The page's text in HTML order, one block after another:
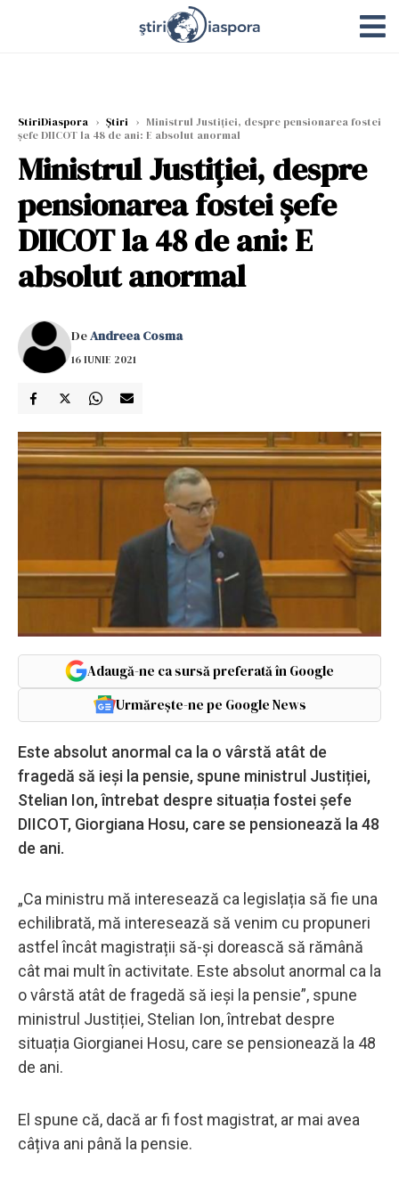
StiriDiaspora › Știri › Ministrul Justiţiei, despre pensionarea fostei
șefe DIICOT la 48 de ani: E absolut anormal
Ministrul Justiţiei, despre
pensionarea fostei șefe
DIICOT la 48 de ani: E
absolut anormal
DeAndreea Cosma
16 IUNIE 2021
Adaugă-ne ca sursă preferată în Google
Urmărește-ne pe Google News
Este absolut anormal ca la o vârstă atât de
fragedă să ieși la pensie, spune ministrul Justiției,
Stelian Ion, întrebat despre situația fostei șefe
DIICOT, Giorgiana Hosu, care se pensionează la 48
de ani.
„Ca ministru mă interesează ca legislația să fie una
echilibrată, mă interesează să venim cu propuneri
astfel încât magistrații să-și dorească să rămână
cât mai mult în activitate. Este absolut anormal ca la
o vârstă atât de fragedă să ieși la pensie”, spune
ministrul Justiției, Stelian Ion, întrebat despre
situația Giorgianei Hosu, care se pensionează la 48
de ani.
El spune că, dacă ar fi fost magistrat, ar mai avea
câțiva ani până la pensie.